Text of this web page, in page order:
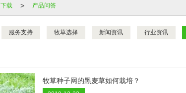
下载 > 产品问答
服务支持 牧草选择 新闻资讯 行业资讯
牧草种子网的黑麦草如何栽培？